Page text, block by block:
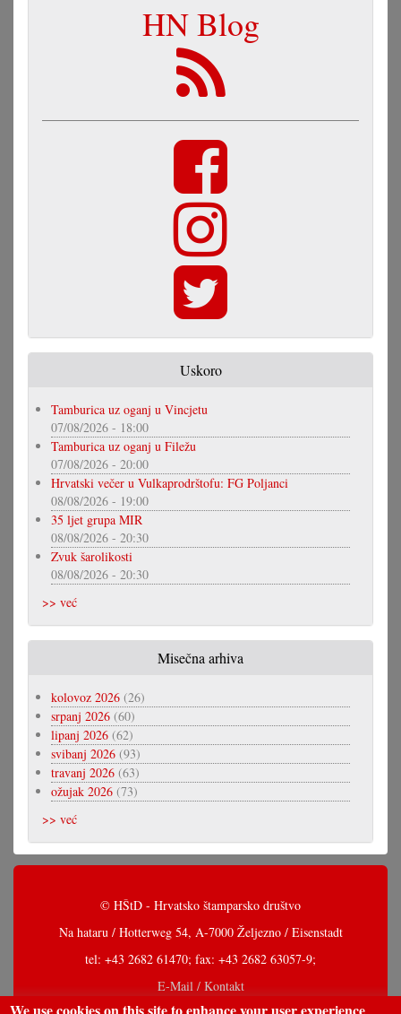
HN Blog
Uskoro
Tamburica uz oganj u Vincjetu
07/08/2026 - 18:00
Tamburica uz oganj u Filežu
07/08/2026 - 20:00
Hrvatski večer u Vulkaprodrštofu: FG Poljanci
08/08/2026 - 19:00
35 ljet grupa MIR
08/08/2026 - 20:30
Zvuk šarolikosti
08/08/2026 - 20:30
>> već
Misečna arhiva
kolovoz 2026 (26)
srpanj 2026 (60)
lipanj 2026 (62)
svibanj 2026 (93)
travanj 2026 (63)
ožujak 2026 (73)
>> već
© HŠtD - Hrvatsko štamparsko društvo
Na hataru / Hotterweg 54, A-7000 Željezno / Eisenstadt
tel: +43 2682 61470; fax: +43 2682 63057-9;
E-Mail / Kontakt